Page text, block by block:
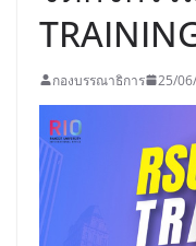
กองบรรณาธิการ 25/